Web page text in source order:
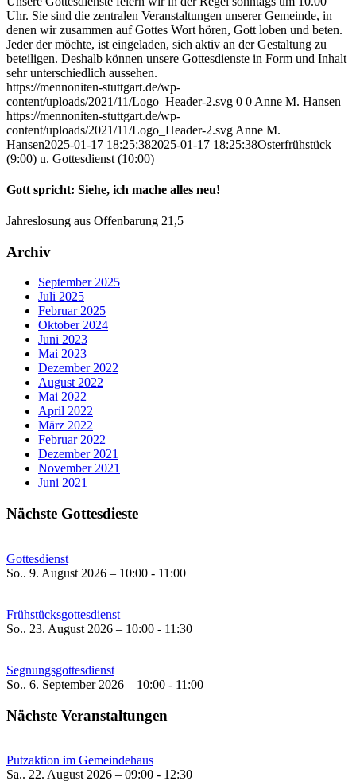
Uhr. Sie sind die zentralen Veranstaltungen unserer Gemeinde, in
denen wir zusammen auf Gottes Wort hören, Gott loben und beten.
Jeder der möchte, ist eingeladen, sich aktiv an der Gestaltung zu
beteiligen. Deshalb können unsere Gottesdienste in Form und Inhalt
sehr unterschiedlich aussehen.
https://mennoniten-stuttgart.de/wp-
content/uploads/2021/11/Logo_Header-2.svg 0 0 Anne M. Hansen
https://mennoniten-stuttgart.de/wp-
content/uploads/2021/11/Logo_Header-2.svg Anne M.
Hansen2025-01-17 18:25:382025-01-17 18:25:38Osterfrühstück
(9:00) u. Gottesdienst (10:00)
Gott spricht: Siehe, ich mache alles neu!
Jahreslosung aus Offenbarung 21,5
Archiv
September 2025
Juli 2025
Februar 2025
Oktober 2024
Juni 2023
Mai 2023
Dezember 2022
August 2022
Mai 2022
April 2022
März 2022
Februar 2022
Dezember 2021
November 2021
Juni 2021
Nächste Gottesdieste
Gottesdienst
So.. 9. August 2026 – 10:00 - 11:00
Frühstücksgottesdienst
So.. 23. August 2026 – 10:00 - 11:30
Segnungsgottesdienst
So.. 6. September 2026 – 10:00 - 11:00
Nächste Veranstaltungen
Putzaktion im Gemeindehaus
Sa.. 22. August 2026 – 09:00 - 12:30